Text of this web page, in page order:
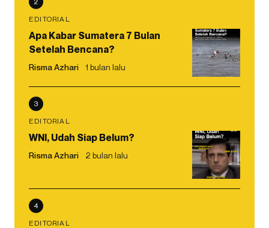
EDITORIAL
Apa Kabar Sumatera 7 Bulan
Setelah Bencana?
Risma Azhari 1 bulan lalu
3
EDITORIAL
WNI, Udah Siap Belum?
Risma Azhari 2 bulan lalu
4
EDITORIAL